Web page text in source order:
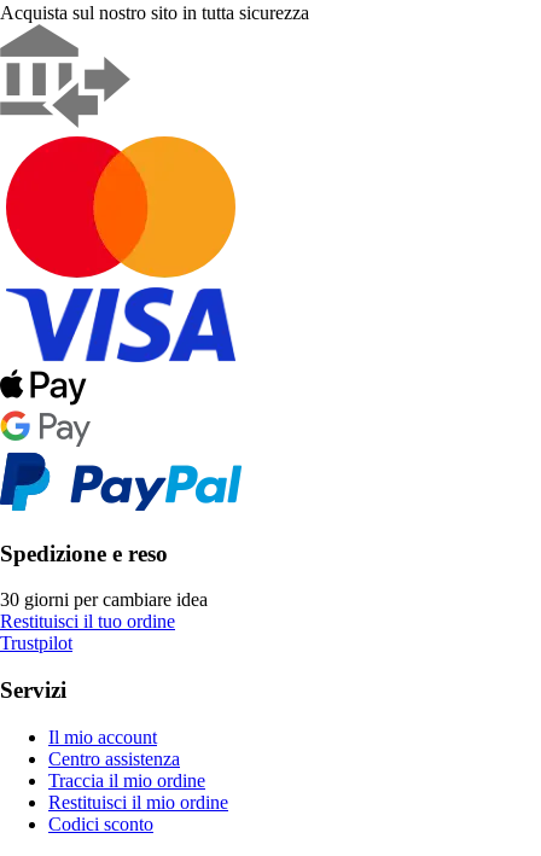
Acquista sul nostro sito in tutta sicurezza
Spedizione e reso
30 giorni per cambiare idea
Restituisci il tuo ordine
Trustpilot
Servizi
Il mio account
Centro assistenza
Traccia il mio ordine
Restituisci il mio ordine
Codici sconto